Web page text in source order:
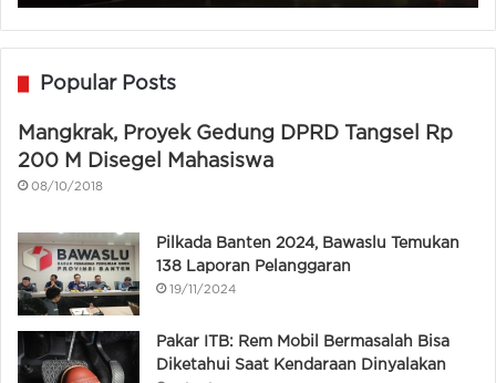
Popular Posts
Mangkrak, Proyek Gedung DPRD Tangsel Rp
200 M Disegel Mahasiswa
08/10/2018
Pilkada Banten 2024, Bawaslu Temukan
138 Laporan Pelanggaran
19/11/2024
Pakar ITB: Rem Mobil Bermasalah Bisa
Diketahui Saat Kendaraan Dinyalakan